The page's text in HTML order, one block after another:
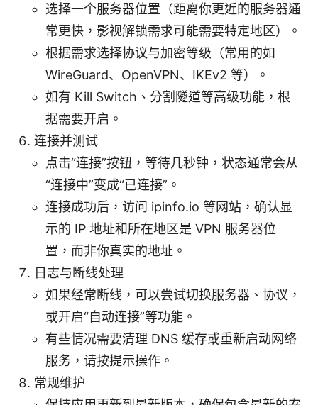
选择一个服务器位置（距离你更近的服务器通
常更快，影视解锁需求可能需要特定地区）。
根据需求选择协议与加密等级（常用的如
WireGuard、OpenVPN、IKEv2 等）。
如有 Kill Switch、分割隧道等高级功能，根
据需要开启。
连接并测试
点击“连接”按钮，等待几秒钟，状态通常会从
“连接中”变成“已连接”。
连接成功后，访问 ipinfo.io 等网站，确认显
示的 IP 地址和所在地区是 VPN 服务器位
置，而非你真实的地址。
日志与断线处理
如果经常断线，可以尝试切换服务器、协议，
或开启“自动连接”等功能。
有些情况需要清理 DNS 缓存或重新启动网络
服务，请按提示操作。
常规维护